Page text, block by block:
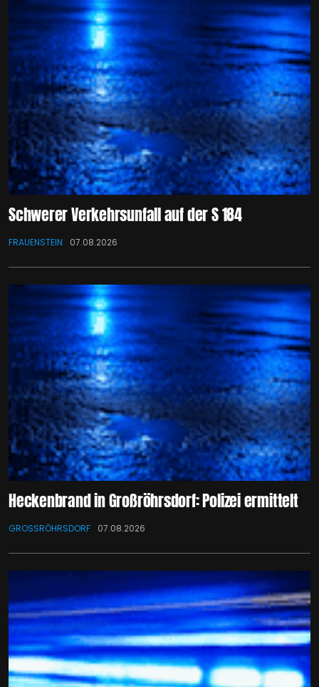
Schwerer Verkehrsunfall auf der S 184
FRAUENSTEIN 07.08.2026
Heckenbrand in Großröhrsdorf: Polizei ermittelt
GROSSRÖHRSDORF 07.08.2026